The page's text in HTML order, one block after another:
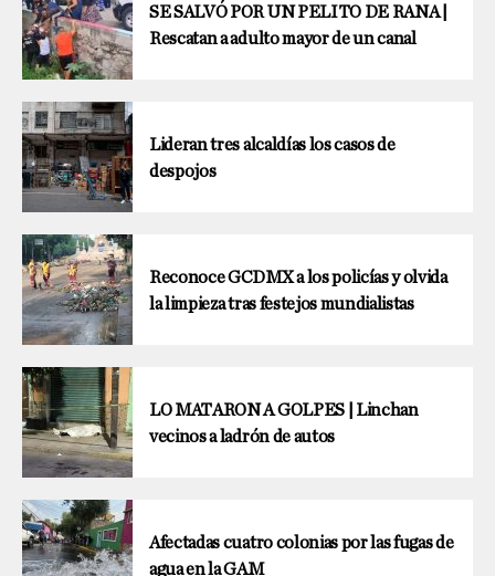
SE SALVÓ POR UN PELITO DE RANA |
Rescatan a adulto mayor de un canal
Lideran tres alcaldías los casos de
despojos
Reconoce GCDMX a los policías y olvida
la limpieza tras festejos mundialistas
LO MATARON A GOLPES | Linchan
vecinos a ladrón de autos
Afectadas cuatro colonias por las fugas de
agua en la GAM